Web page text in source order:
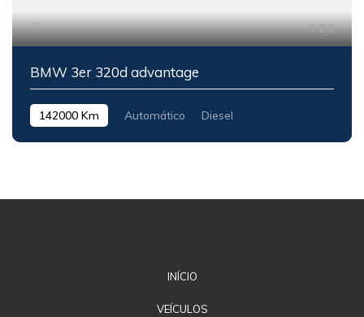
20
BMW 3er 320d advantage
142000 Km Automático Diesel
INÍCIO
VEÍCULOS